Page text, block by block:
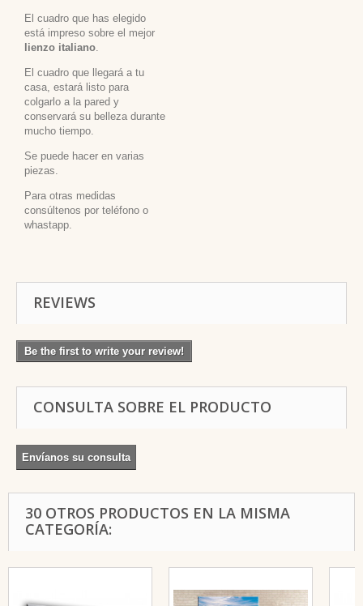
El cuadro que has elegido
está impreso sobre el mejor
lienzo italiano
El cuadro que llegará a tu
casa, estará listo para
colgarlo a la pared y
conservará su belleza durante
mucho tiempo.
Se puede hacer en varias
piezas.
Para otras medidas
consúltenos por teléfono o
whastapp.
REVIEWS
Be the first to write your review!
CONSULTA SOBRE EL PRODUCTO
Envíanos su consulta
30 OTROS PRODUCTOS EN LA MISMA
CATEGORÍA: